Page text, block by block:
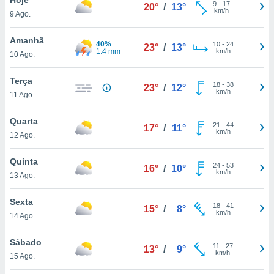
lhe
e
com
Pode
e
a
9 Ago.
20° / 13° 9- 17
km/h
Amanhã
10 Ago.
40%
1.4 mm
23° / 13° 10- 24
km/h
Terça
11 Ago.
23° / 12° 18- 38
km/h
Quarta
12 Ago.
17° / 11° 21 - 44
km/h
Quinta
13 Ago.
16° / 10° 24- 53
km/h
Sexta
14 Ago.
15° / 8° 18- 41
km/h
Sábado
15 Ago.
13° / 9° 11 - 27
km/h